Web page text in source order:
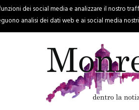
PALERMO REGIONE EVENTI
dei social media e analizzare il nostro
analisi dei dati web e ai social media